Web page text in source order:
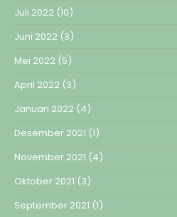
Juli 2022 (10)
Juni 2022 (3)
Mei 2022 (5)
April 2022 (3)
Januari 2022 (4)
Desember 2021 (1)
November 2021 (4)
Oktober 2021 (3)
September 2021 (1)